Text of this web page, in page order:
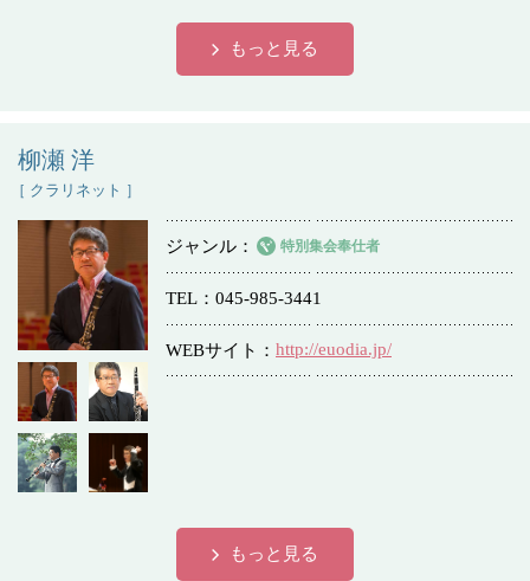
もっと見る
柳瀬 洋
［ クラリネット ］
ジャンル 特別集会奉仕者
TEL 045-985-3441
WEBサイト http://euodia.jp/
もっと見る